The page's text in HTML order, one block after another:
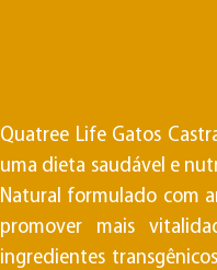
Quatree Life Gatos
uma dieta saudável e
Natural formulado com
promover mais
ingredientes